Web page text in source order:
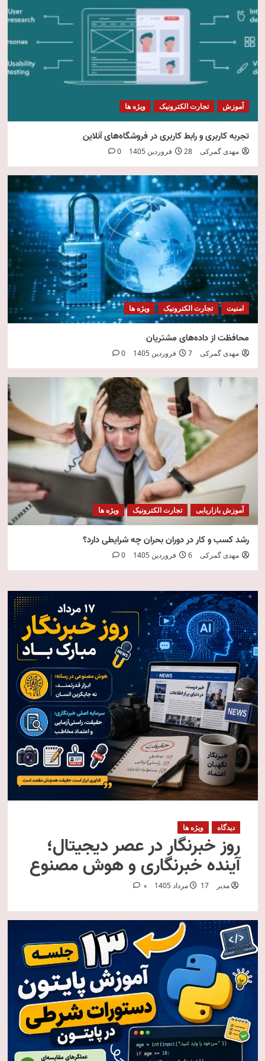
5
امنیت فناوری اطلاعات
آموزش تجارت الکترونیک ویژه ها
تجربه کاربری و رابط کاربری در فروشگاه‌های آنلاین
مهدی گمرکی 28 فروردین 1405 0
امنیت تجارت الکترونیک ویژه ها
محافظت از داده‌های مشتریان
مهدی گمرکی 7 فروردین 1405 0
آموزش بازاریابی تجارت الکترونیک ویژه ها
رشد کسب و کار در دوران بحران چه شرایطی دارد؟
مهدی گمرکی 6 فروردین 1405 0
دیدگاه ویژه ها
روز خبرنگار در عصر دیجیتال؛
آینده خبرنگاری و هوش مصنوع
مدیر 17 مرداد 1405 0